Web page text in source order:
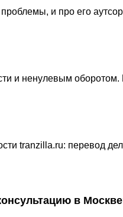
и про его
и ненулевым оборотом.
tranzilla.ru: перевод
в